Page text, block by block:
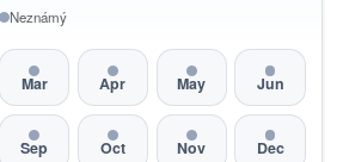
Neznámý
Mar Apr May Jun
Sep Oct Nov Dec